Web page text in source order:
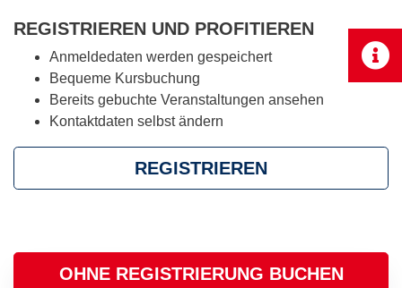
REGISTRIEREN UND PROFITIEREN
Anmeldedaten werden gespeichert
Bequeme Kursbuchung
Bereits gebuchte Veranstaltungen ansehen
Kontaktdaten selbst ändern
REGISTRIEREN
OHNE REGISTRIERUNG BUCHEN